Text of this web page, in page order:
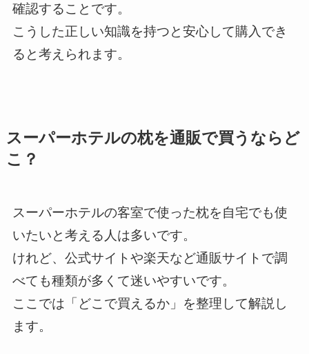
確認することです。
こうした正しい知識を持つと安心して購入でき
ると考えられます。
スーパーホテルの枕を通販で買うならど
こ？
スーパーホテルの客室で使った枕を自宅でも使
いたいと考える人は多いです。
けれど、公式サイトや楽天など通販サイトで調
べても種類が多くて迷いやすいです。
ここでは「どこで買えるか」を整理して解説し
ます。